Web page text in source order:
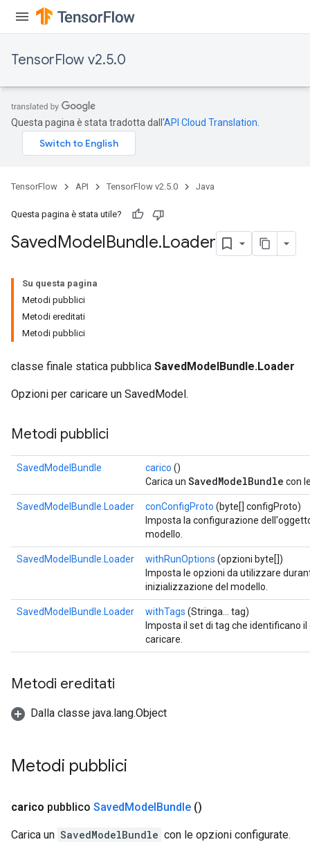
TensorFlow v2.5.0
Questa pagina è stata tradotta dall'API Cloud Translation
TensorFlow API TensorFlow v2.5.0 Java
Questa pagina è stata utile?
SavedModelBundle.Loader
Su questa pagina
Metodi pubblici
Metodi ereditati
Metodi pubblici
classe finale statica pubblica SavedModelBundle.Loader
Opzioni per caricare un SavedModel.
Metodi pubblici
SavedModelBundle carico ()
Carica un SavedModelBundle con
SavedModelBundle.Loader conConfigProto (byte[] configProto)
Imposta la configurazione
modello.
SavedModelBundle.Loader withRunOptions (opzioni byte[])
Imposta le opzioni da utilizzare
inizializzazione del modello.
SavedModelBundle.Loader withTags (Stringa... tag)
Imposta il set di tag che identificano
caricare.
Metodi ereditati
Dalla classe java.lang.Object
Metodi pubblici
carico pubblico SavedModelBundle ()
Carica un SavedModelBundle con le opzioni configurate.